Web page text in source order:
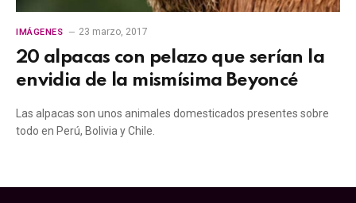
IMÁGENES 23 marzo, 2017
20 alpacas con pelazo que serían la
envidia de la mismísima Beyoncé
Las alpacas son unos animales domesticados presentes sobre
todo en Perú, Bolivia y Chile.